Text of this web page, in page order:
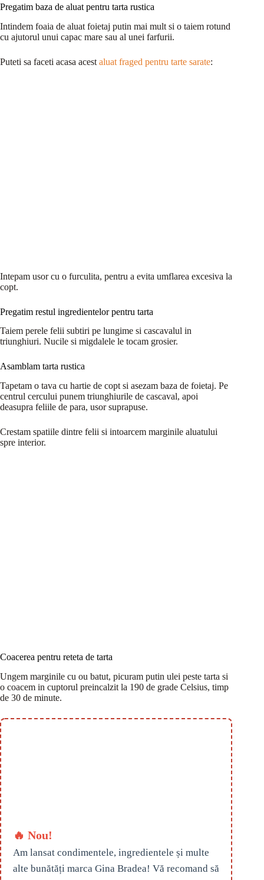
Pregatim baza de aluat pentru tarta rustica
Intindem foaia de aluat foietaj putin mai mult si o taiem rotund
cu ajutorul unui capac mare sau al unei farfurii.
Puteti sa faceti acasa acest aluat fraged pentru tarte sarate:
Intepam usor cu o furculita, pentru a evita umflarea excesiva la
copt.
Pregatim restul ingredientelor pentru tarta
Taiem perele felii subtiri pe lungime si cascavalul in
triunghiuri. Nucile si migdalele le tocam grosier.
Asamblam tarta rustica
Tapetam o tava cu hartie de copt si asezam baza de foietaj. Pe
centrul cercului punem triunghiurile de cascaval, apoi
deasupra feliile de para, usor suprapuse.
Crestam spatiile dintre felii si intoarcem marginile aluatului
spre interior.
Coacerea pentru reteta de tarta
Ungem marginile cu ou batut, picuram putin ulei peste tarta si
o coacem in cuptorul preincalzit la 190 de grade Celsius, timp
de 30 de minute.
🔥 Nou!
Am lansat condimentele, ingredientele și multe
alte bunătăți marca Gina Bradea! Vă recomand să